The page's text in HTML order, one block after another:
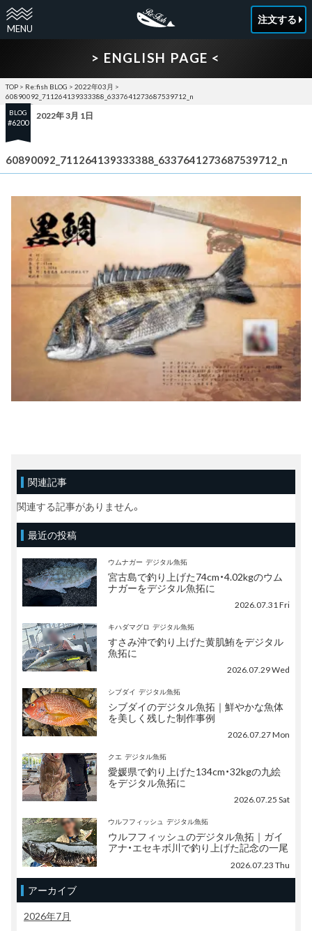
注文する
> ENGLISH PAGE <
TOP > Re:fish BLOG > 2022年03月 >
60890092_711264139333388_6337641273687539712_n
BLOG
#6200
2022年 3月 1日
60890092_711264139333388_6337641273687539712_n
関連記事
関連する記事がありません。
最近の投稿
ウムナガー デジタル魚拓
宮古島で釣り上げた74cm・4.02kgのウム
ナガーをデジタル魚拓に
2026.07.31 Fri
キハダマグロ デジタル魚拓
すさみ沖で釣り上げた黄肌鮪をデジタル
魚拓に
2026.07.29 Wed
シブダイ デジタル魚拓
シブダイのデジタル魚拓｜鮮やかな魚体
を美しく残した制作事例
2026.07.27 Mon
クエ デジタル魚拓
愛媛県で釣り上げた134cm・32kgの九絵
をデジタル魚拓に
2026.07.25 Sat
ウルフフィッシュ デジタル魚拓
ウルフフィッシュのデジタル魚拓｜ガイ
アナ・エセキボ川で釣り上げた記念の一尾
2026.07.23 Thu
アーカイブ
2026年7月